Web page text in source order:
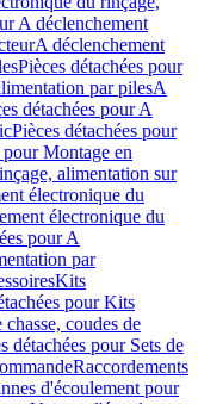
A déclenchement
A déclenchement
Pièces détachées pour
par pilesA
détachées pour A
Pièces détachées pour
pour Montage en
alimentation sur
électronique du
électronique du
pour A
par
Kits
pour Kits
chasse, coudes de
détachées pour Sets de
Raccordements
d'écoulement pour